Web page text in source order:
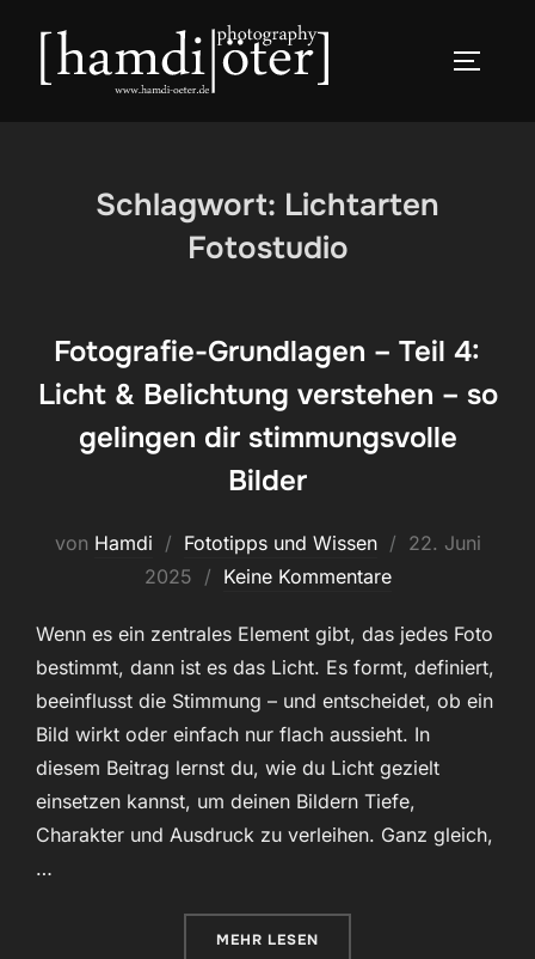
springen
Schlagwort: Lichtarten
Fotostudio
Fotografie-Grundlagen – Teil 4:
Licht & Belichtung verstehen – so
gelingen dir stimmungsvolle
Bilder
von Hamdi Fototipps und Wissen
Veröffentlicht
22. Juni
2025
Keine Kommentare
Wenn es ein zentrales Element gibt, das jedes Foto
bestimmt, dann ist es das Licht. Es formt, definiert,
beeinflusst die Stimmung – und entscheidet, ob ein
Bild wirkt oder einfach nur flach aussieht. In
diesem Beitrag lernst du, wie du Licht gezielt
einsetzen kannst, um deinen Bildern Tiefe,
Charakter und Ausdruck zu verleihen. Ganz gleich,
…
MEHR ÜBER „FOTOGRAFIE-
LESEN